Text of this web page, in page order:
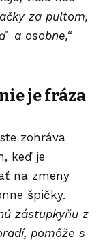
za pultom,
a osobne,“
je fráza
zohráva
keď je
na zmeny
špičky.
zástupkyňu z
pomôže s